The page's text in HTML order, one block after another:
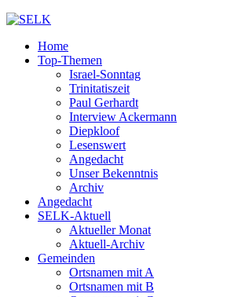
Home
Top-Themen
Israel-Sonntag
Trinitatiszeit
Paul Gerhardt
Interview Ackermann
Diepkloof
Lesenswert
Angedacht
Unser Bekenntnis
Archiv
Angedacht
SELK-Aktuell
Aktueller Monat
Aktuell-Archiv
Gemeinden
Ortsnamen mit A
Ortsnamen mit B